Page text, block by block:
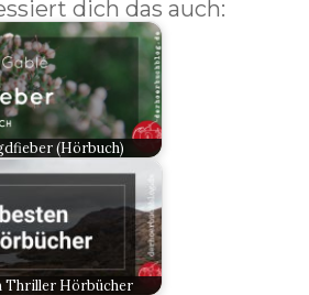
dich das auch:
(Hörbuch)
Thriller Hörbücher